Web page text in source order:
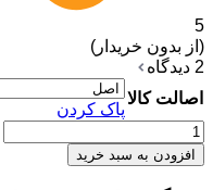
5
(از بدون خریدار)
2 دیدگاه
اصالت کالا
پاک کردن
ضد
آفتاب
اکتیو
افزودن به سبد خرید